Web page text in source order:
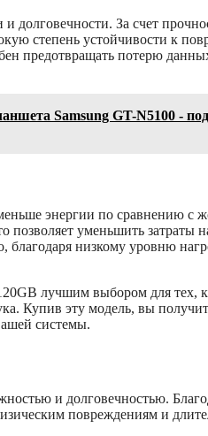
долговечности. За счет
степень устойчивости к
предотвращать потерю
Samsung GT-N5100 -
энергии по сравнению с
уменьшить затраты
благодаря низкому уровню
лучшим выбором для тех,
Купив эту модель, вы
системы.
и долговечностью.
повреждениям и